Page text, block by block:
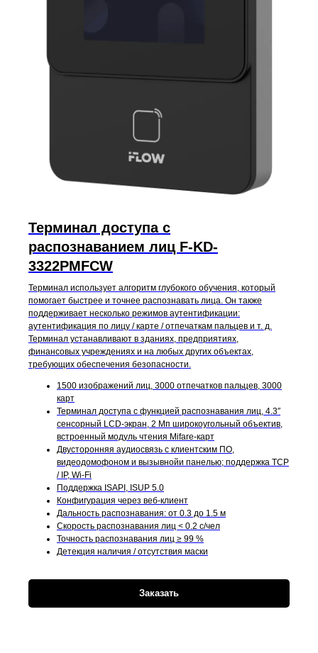
Терминал доступа с
распознаванием лиц F-KD-
3322PMFCW
Терминал использует алгоритм глубокого обучения, который
помогает быстрее и точнее распознавать лица. Он также
поддерживает несколько режимов аутентификации:
аутентификация по лицу / карте / отпечаткам пальцев и т. д.
Терминал устанавливают в зданиях, предприятиях,
финансовых учреждениях и на любых других объектах,
требующих обеспечения безопасности.
1500 изображений лиц, 3000 отпечатков пальцев, 3000
карт
Терминал доступа с функцией распознавания лиц, 4.3′′
сенсорный LCD-экран, 2 Мп широкоугольный объектив,
встроенный модуль чтения Mifare-карт
Двусторонняя аудиосвязь с клиентским ПО,
видеодомофоном и вызывнойи панелью; поддержка TCP
/ IP, Wi-Fi
Поддержка ISAPI, ISUP 5.0
Конфигурация через веб-клиент
Дальность распознавания: от 0.3 до 1.5 м
Скорость распознавания лиц < 0.2 c/чел
Точность распознавания лиц ≥ 99 %
Детекция наличия / отсутствия маски
Заказать